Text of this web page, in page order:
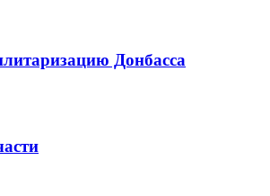
Донбасса